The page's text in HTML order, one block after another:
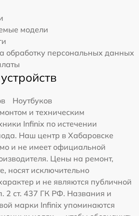
модели
обработку персональных данных
Ноутбуков
и техническим
Infinix по истечении
Наш центр в Хабаровске
и не имеет официальной
Цены на ремонт,
носят исключительно
и не являются публичной
2 ст. 437 ГК РФ. Названия и
марки Infinix упоминаются